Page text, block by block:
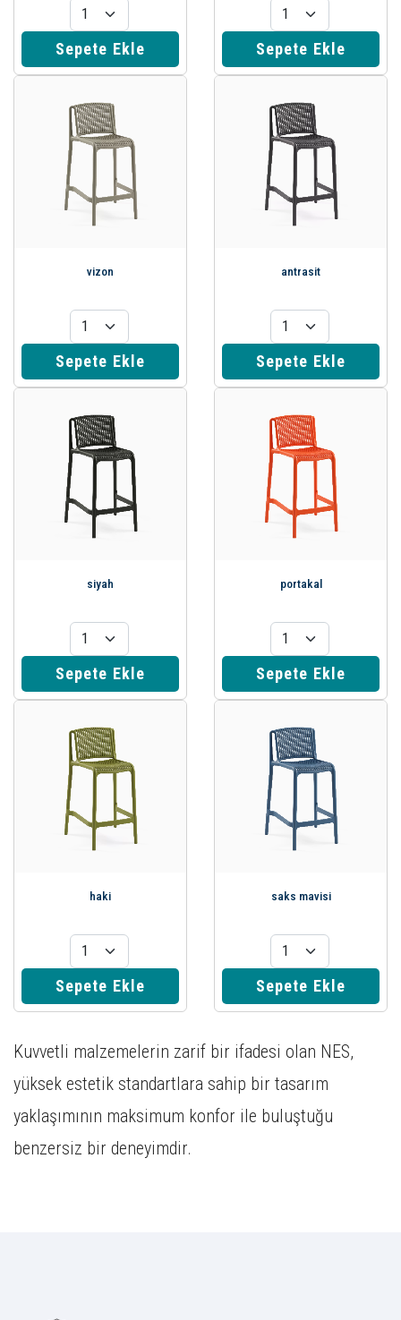
Sepete Ekle Sepete Ekle
vizon
Sepete Ekle
antrasit
Sepete Ekle
siyah
Sepete Ekle
portakal
Sepete Ekle
haki
Sepete Ekle
saks mavisi
Sepete Ekle
Kuvvetli malzemelerin zarif bir ifadesi olan NES,
yüksek estetik standartlara sahip bir tasarım
yaklaşımının maksimum konfor ile buluştuğu
benzersiz bir deneyimdir.